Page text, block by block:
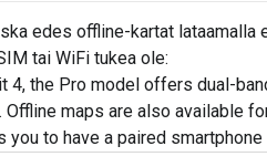
Puhelut menevät siis vain
mukana.
edes offline-kartat lataamalla
tai WiFi tukea ole:
4, the Pro model offers dual-
maps are also available
you to have a paired smartphone